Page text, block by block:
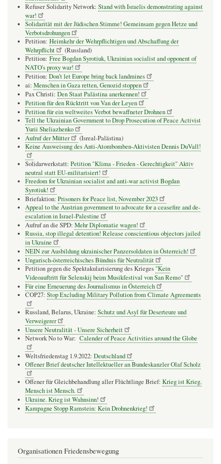
Refuser Solidarity Network: Stand with Israelis demonstrating against
war!
Solidarität mit der Jüdischen Stimme! Gemeinsam gegen Hetze und
Verbotsdrohungen
Petition: Heimkehr der Wehrpflichtigen und Abschaffung der
Wehrpflicht
(Russland)
Petition: Free Bogdan Syrotiuk, Ukrainian socialist and opponent of
NATO's proxy war!
Petition: Don’t let Europe bring back landmines
ai: Menschen in Gaza retten, Genozid stoppen
Pax Christi: Den Staat Palästina anerkennen!
Petition für den Rücktritt von Van der Leyen
Petition für ein weltweites Verbot bewaffneter Drohnen
Tell the Ukrainian Government to Drop Prosecution of Peace Activist
Yurii Sheliazhenko
Aufruf der Mütter
(Isreal-Palästina)
Keine Ausweisung des Anti-Atombomben-Aktivisten Dennis DuVall!
Solidarwerkstatt: Petition "Klima - Frieden - Gerechtigkeit" Aktiv
neutral statt EU-militarisiert!
Freedom for Ukrainian socialist and anti-war activist Bogdan
Syrotiuk!
Briefaktion: Prisoners for Peace list, November 2023
Appeal to the Austrian government to advocate for a ceasefire and de-
escalation in Israel-Palestine
Aufruf an die SPD: Mehr Diplomatie wagen!
Russia, stop illegal detention! Release conscientious objectors jailed
in Ukraine
NEIN zur Ausbildung ukrainischer Panzersoldaten in Österreich!
Ungarisch-österreichisches Bündnis für Neutralität
Petition gegen die Spektakularisierung des Krieges "Kein
Videoauftritt für Selenskij beim Musikfestival von San Remo"
Für eine Erneuerung des Journalismus in Österreich
COP27: Stop Excluding Military Pollution from Climate Agreements
Russland, Belarus, Ukraine: Schutz und Asyl für Deserteure und
Verweigerer
Unsere Neutralität - Unsere Sicherheit
Network No to War: Calender of Peace Activities around the Globe
Weltsfriedenstag 1.9.2022: Deutschland
Offener Brief deutscher Intellektueller an Bundeskanzler Olaf Scholz
Offener für Gleichbehandlung aller Flüchtlinge Brief: Krieg ist Krieg.
Mensch ist Mensch.
Ukraine. Krieg ist Wahnsinn!
Kampagne Stopp Ramstein: Kein Drohnenkrieg!
Organisationen Friedensbewegung